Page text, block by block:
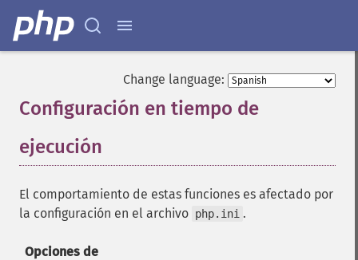
Change language:
Configuración en tiempo de
ejecución
El comportamiento de estas funciones es afectado por
la configuración en el archivo php.ini .
Opciones de